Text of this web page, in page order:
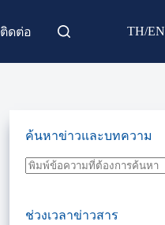
ติดต่อ TH/EN
ค้นหาข่าวและบทความ
ช่วงเวลาข่าวสาร